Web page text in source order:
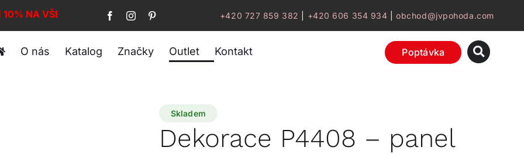
10% NA VŠE! +420 727 859 382 +420 606 354 934 |obchod@jvpohoda.com
O nás Katalog Značky Outlet Kontakt Poptávka
Skladem
Dekorace P4408 – panel